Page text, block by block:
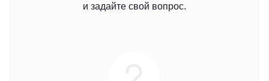
и задайте свой вопрос.